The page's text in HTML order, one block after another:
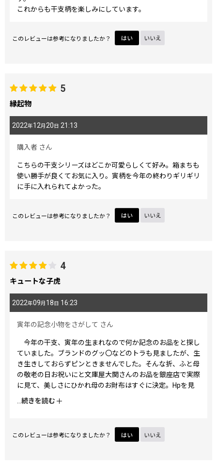
これからも干支柄を楽しみにしています。
このレビューは参考になりましたか？ はい いいえ
5
縁起物
2022年12月 20日 21:13
購入者 さん
こちらの干支シリーズはどこか可愛らしくて好み。箱まちも
使い勝手が良くてお気に入り。寅柄を今年の終わりギリギリ
に手に入れられてよかった。
このレビューは参考になりましたか？ はい いいえ
4
キュートな子虎
2022年09月 18 日 16:23
寅年の記念小物をさがして さん
今年の干支、寅年の生まれなので何か記念のお品をと探し
ていました。ブランドのグッ〇などのトラも見ましたが、生
き生きしておらずピンときませんでした。そんな折、ふと母
の敬老の日お祝いにと文庫屋大関さんのお品を銀座店で実際
に見て、美しさにひかれ母のお財布はすぐに決定。Hpを見
るとキュートな寅の意匠のこのお品に目が留まり、早速購入
いたしました。おしりがちょっと上がっているところは猫っ
りずいぶん年上ですが、前向きに寅年を乗り越えられそうで
す。
...続きを読む
このレビューは参考になりましたか？ はい いいえ